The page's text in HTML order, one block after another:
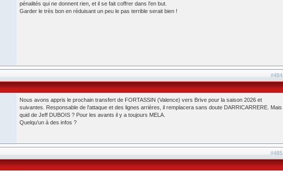
pénalités qui ne donnent rien, et il se fait coffrer dans l'en but.
Garder le très bon en réduisant un peu le pas terrible serait bien !
#484
Nous avons appris le prochain transfert de FORTASSIN (Valence) vers Brive pour la saison 2026 et
suivantes. Responsable de l'attaque et des lignes arrières, il remplacera sans doute DARRICARRERE. Mais
quid de Jeff DUBOIS ? Pour les avants il y a toujours MELA.
Quelqu'un à des infos ?
#485